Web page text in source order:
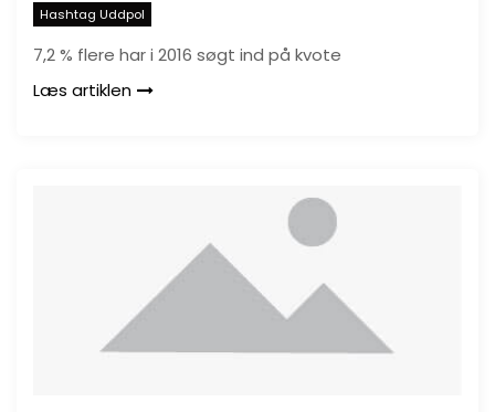
Hashtag Uddpol
7,2 % flere har i 2016 søgt ind på kvote
Læs artiklen